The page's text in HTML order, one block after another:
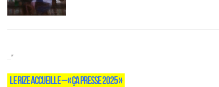
_*
LE RIZE ACCUEILLE – « ÇA PRESSE 2025 »